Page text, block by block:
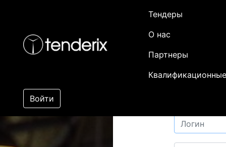
Тендеры
О нас
Партнеры
Войти